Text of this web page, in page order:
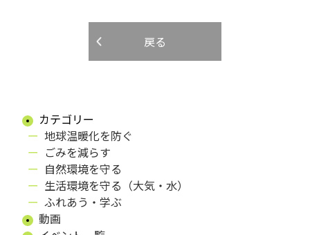
戻る
カテゴリー
地球温暖化を防ぐ
ごみを減らす
自然環境を守る
生活環境を守る（大気・水）
ふれあう・学ぶ
動画